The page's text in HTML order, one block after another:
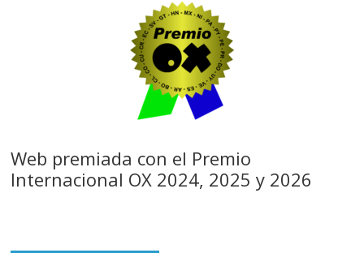
Web premiada con el Premio
Internacional OX 2024, 2025 y 2026